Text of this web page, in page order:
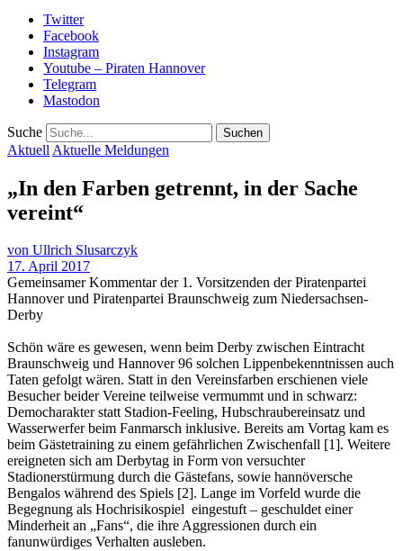
Twitter
Facebook
Instagram
Youtube – Piraten Hannover
Telegram
Mastodon
Suche
Aktuell Aktuelle Meldungen
„In den Farben getrennt, in der Sache
vereint“
von Ullrich Slusarczyk
17. April 2017
Gemeinsamer Kommentar der 1. Vorsitzenden der Piratenpartei
Hannover und Piratenpartei Braunschweig zum Niedersachsen-
Derby
Schön wäre es gewesen, wenn beim Derby zwischen Eintracht
Braunschweig und Hannover 96 solchen Lippenbekenntnissen auch
Taten gefolgt wären. Statt in den Vereinsfarben erschienen viele
Besucher beider Vereine teilweise vermummt und in schwarz:
Democharakter statt Stadion-Feeling, Hubschraubereinsatz und
Wasserwerfer beim Fanmarsch inklusive. Bereits am Vortag kam es
beim Gästetraining zu einem gefährlichen Zwischenfall [1]. Weitere
ereigneten sich am Derbytag in Form von versuchter
Stadionerstürmung durch die Gästefans, sowie hannöversche
Bengalos während des Spiels [2]. Lange im Vorfeld wurde die
Begegnung als Hochrisikospiel eingestuft – geschuldet einer
Minderheit an „Fans“, die ihre Aggressionen durch ein
fanunwürdiges Verhalten ausleben.